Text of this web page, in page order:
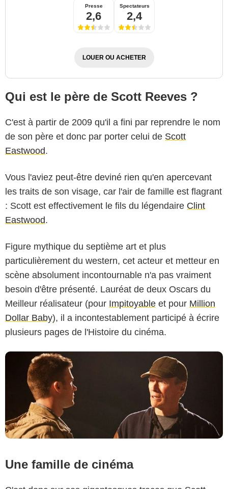
Presse
2,6
Spectateurs
2,4
LOUER OU ACHETER
Qui est le père de Scott Reeves ?
C'est à partir de 2009 qu'il a fini par reprendre le nom
de son père et donc par porter celui de Scott
Eastwood.
Vous l'aviez peut-être deviné rien qu'en apercevant
les traits de son visage, car l'air de famille est flagrant
: Scott est effectivement le fils du légendaire Clint
Eastwood.
Figure mythique du septième art et plus
particulièrement du western, cet acteur et metteur en
scène absolument incontournable n'a pas vraiment
besoin d'être présenté. Lauréat de deux Oscars du
Meilleur réalisateur (pour Impitoyable et pour Million
Dollar Baby), il a incontestablement participé à écrire
plusieurs pages de l'Histoire du cinéma.
Une famille de cinéma